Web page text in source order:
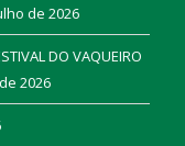
de 2026
DO VAQUEIRO
2026